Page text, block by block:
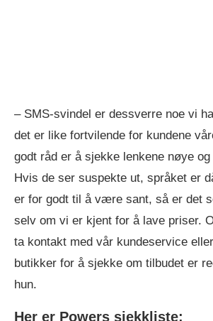
– SMS-svindel er dessverre noe vi
det er like fortvilende for kundene
godt råd er å sjekke lenkene nøye
Hvis de ser suspekte ut, språket er
er for godt til å være sant, så er det
selv om vi er kjent for å lave priser.
ta kontakt med vår kundeservice
butikker for å sjekke om tilbudet er
hun.
Her er Powers sjekkliste: